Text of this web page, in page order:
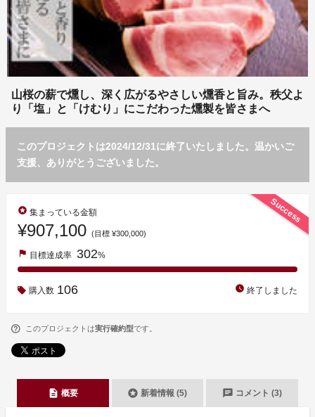
山桜の薪で燻し、深く広がるやさしい燻香と旨み。秩父よ
り「塩」と「けむり」にこだわった燻製を皆さまへ
このプロジェクトは2024/12/31に終了いたしました。温かいご
支援、ありがとうございました。
Success
stars 集まっている金額
¥907,100 (目標 ¥300,000)
flag 目標達成率 302%
購入数 106 watch_later 終了しました
このプロジェクトは実行確約型です。
description 概要 stars 新着情報 (5) chat コメント (3)